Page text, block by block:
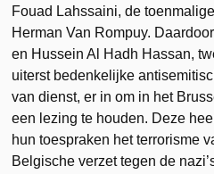
Fouad Lahssaini, de
Herman Van Rompuy.
en Hussein Al Hadh Hassan,
uiterst bedenkelijke
van dienst, er in om in het
een lezing te houden. Deze
hun toespraken het terrorisme
Belgische verzet tegen de